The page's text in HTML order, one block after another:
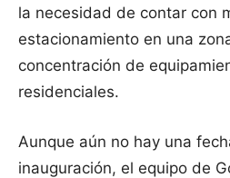
la necesidad de contar con
estacionamiento en una
concentración de
residenciales.
Aunque aún no hay una
inauguración, el equipo de